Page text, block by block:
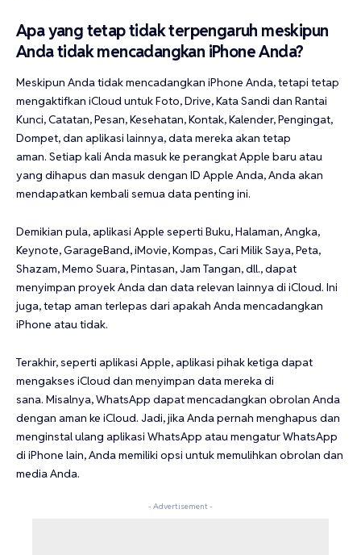
Apa yang tetap tidak terpengaruh meskipun
Anda tidak mencadangkan iPhone Anda?
Meskipun Anda tidak mencadangkan iPhone Anda, tetapi tetap
mengaktifkan iCloud untuk Foto, Drive, Kata Sandi dan Rantai
Kunci, Catatan, Pesan, Kesehatan, Kontak, Kalender, Pengingat,
Dompet, dan aplikasi lainnya, data mereka akan tetap
aman. Setiap kali Anda masuk ke perangkat Apple baru atau
yang dihapus dan masuk dengan ID Apple Anda, Anda akan
mendapatkan kembali semua data penting ini.
Demikian pula, aplikasi Apple seperti Buku, Halaman, Angka,
Keynote, GarageBand, iMovie, Kompas, Cari Milik Saya, Peta,
Shazam, Memo Suara, Pintasan, Jam Tangan, dll., dapat
menyimpan proyek Anda dan data relevan lainnya di iCloud. Ini
juga, tetap aman terlepas dari apakah Anda mencadangkan
iPhone atau tidak.
Terakhir, seperti aplikasi Apple, aplikasi pihak ketiga dapat
mengakses iCloud dan menyimpan data mereka di
sana. Misalnya, WhatsApp dapat mencadangkan obrolan Anda
dengan aman ke iCloud. Jadi, jika Anda pernah menghapus dan
menginstal ulang aplikasi WhatsApp atau mengatur WhatsApp
di iPhone lain, Anda memiliki opsi untuk memulihkan obrolan dan
media Anda.
- Advertisement -